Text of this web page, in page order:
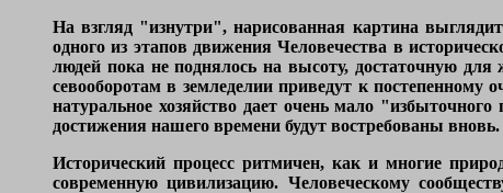
На взгляд "изнутри", нарисованная картина
одного из этапов движения Человечества в
людей пока не поднялось на высоту, достаточную
севооборотам в земледелии приведут к
натуральное хозяйство дает очень мало
достижения нашего времени будут востребованы вновь.
Исторический процесс ритмичен, как и многие
современную цивилизацию. Человеческому